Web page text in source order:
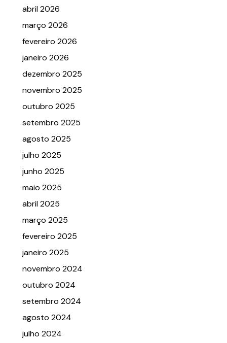
abril 2026
março 2026
fevereiro 2026
janeiro 2026
dezembro 2025
novembro 2025
outubro 2025
setembro 2025
agosto 2025
julho 2025
junho 2025
maio 2025
abril 2025
março 2025
fevereiro 2025
janeiro 2025
novembro 2024
outubro 2024
setembro 2024
agosto 2024
julho 2024